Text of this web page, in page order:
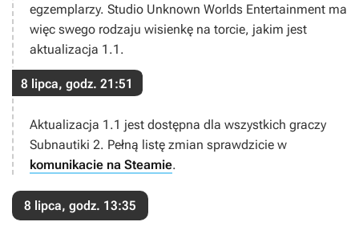
egzemplarzy. Studio Unknown Worlds Entertainment ma
więc swego rodzaju wisienkę na torcie, jakim jest
aktualizacja 1.1.
8 lipca, godz. 21:51
Aktualizacja 1.1 jest dostępna dla wszystkich graczy
Subnautiki 2. Pełną listę zmian sprawdzicie w
komunikacie na Steamie.
8 lipca, godz. 13:35